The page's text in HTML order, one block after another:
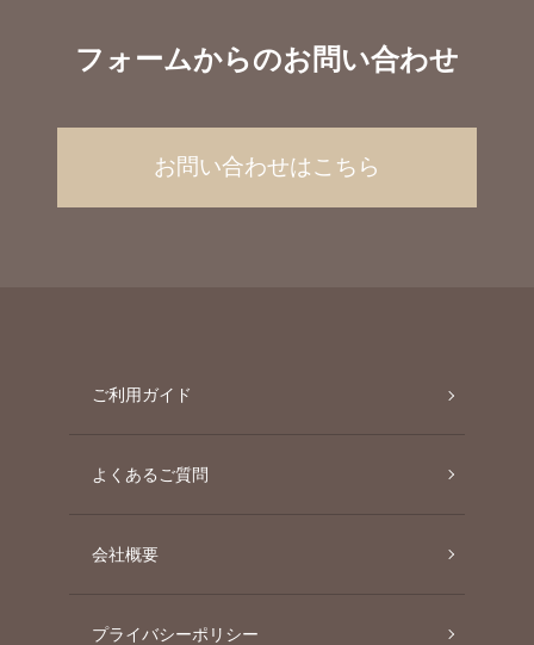
フォームからのお問い合わせ
お問い合わせはこちら
ご利用ガイド
よくあるご質問
会社概要
プライバシーポリシー